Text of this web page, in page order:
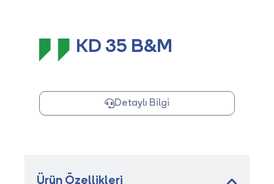
KD 35 B&M
Detaylı Bilgi
Ürün Özellikleri